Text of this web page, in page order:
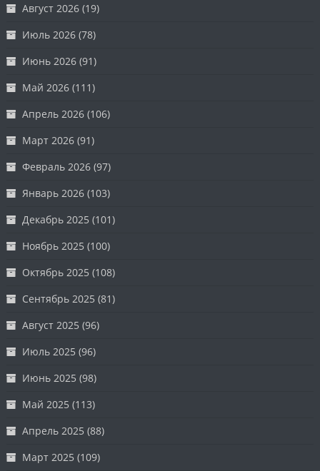
Август 2026 (19)
Июль 2026 (78)
Июнь 2026 (91)
Май 2026 (111)
Апрель 2026 (106)
Март 2026 (91)
Февраль 2026 (97)
Январь 2026 (103)
Декабрь 2025 (101)
Ноябрь 2025 (100)
Октябрь 2025 (108)
Сентябрь 2025 (81)
Август 2025 (96)
Июль 2025 (96)
Июнь 2025 (98)
Май 2025 (113)
Апрель 2025 (88)
Март 2025 (109)